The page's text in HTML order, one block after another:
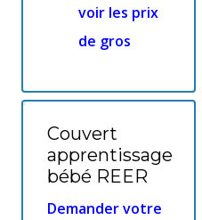
voir les prix
de gros
Couvert
apprentissage
bébé REER
Demander votre